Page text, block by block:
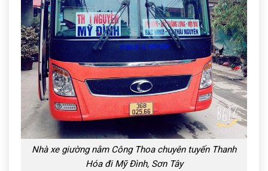
Nhà xe giường nằm Công Thoa chuyên tuyến Thanh
Hóa đi Mỹ Đình, Sơn Tây